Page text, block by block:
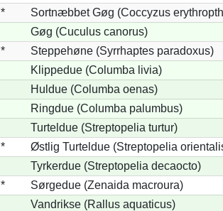
*
Sortnæbbet Gøg (Coccyzus
Gøg (Cuculus canorus)
*
Steppehøne (Syrrhaptes paradoxus)
Klippedue (Columba livia)
Huldue (Columba oenas)
Ringdue (Columba palumbus)
Turteldue (Streptopelia turtur)
*
Østlig Turteldue (Streptopelia
Tyrkerdue (Streptopelia decaocto)
*
Sørgedue (Zenaida macroura)
Vandrikse (Rallus aquaticus)